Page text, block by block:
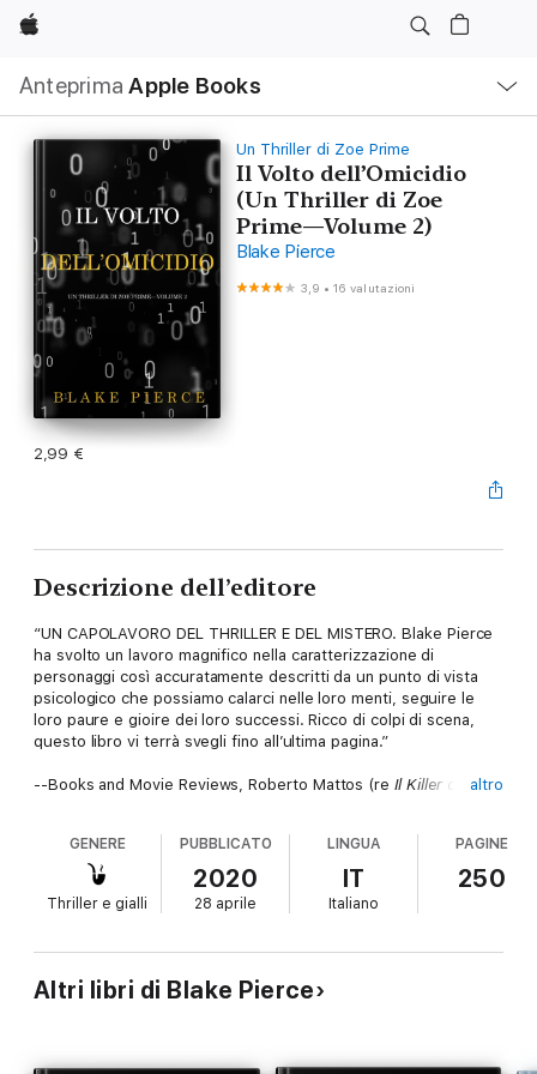
Apple
Anteprima Apple Books
locale
Apri
Menu
Un Thriller di Zoe Prime
Il Volto dell’Omicidio
(Un Thriller di Zoe
Prime—Volume 2)
Blake Pierce
3,9 •16 valutazioni
2,99 €
Descrizione dell’editore
“UN CAPOLAVORO DEL THRILLER E DEL MISTERO. Blake Pierce
ha svolto un lavoro magnifico nella caratterizzazione di
personaggi così accuratamente descritti da un punto di vista
psicologico che possiamo calarci nelle loro menti, seguire le
loro paure e gioire dei loro successi. Ricco di colpi di scena,
questo libro vi terrà svegli fino all’ultima pagina.”
--Books and Movie Reviews, Roberto Mattos (reIl Killer della
IL VOLTO DELL’OMICIDIO è il volume #2 di una nuova collana
di romanzi thriller incentrati sull’FBI ad opera dell’autore
bestseller secondo USA Today Blake Pierce, il cui bestseller
ricevuto oltre 1,000 recensioni a cinque stelle.
il mondo attraverso una lente di numeri. I numeri la tormentano,
altro
GENERE
Thriller e gialli
PUBBLICATO
2020
28 aprile
LINGUA
IT
Italiano
PAGINE
250
Altri libri di Blake Pierce